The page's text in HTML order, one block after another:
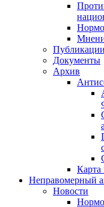
Публикации
Документы
Архив
Карта
Неправомерный
Новости